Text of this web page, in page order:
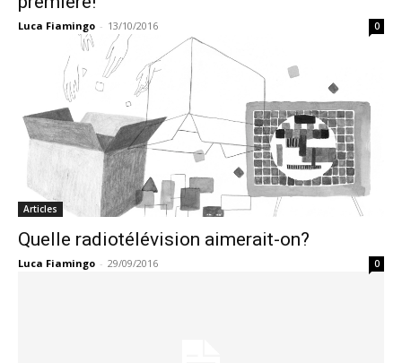
Luca Fiamingo - 13/10/2016 0
Articles
Quelle radiotélévision aimerait-on?
Luca Fiamingo - 29/09/2016 0